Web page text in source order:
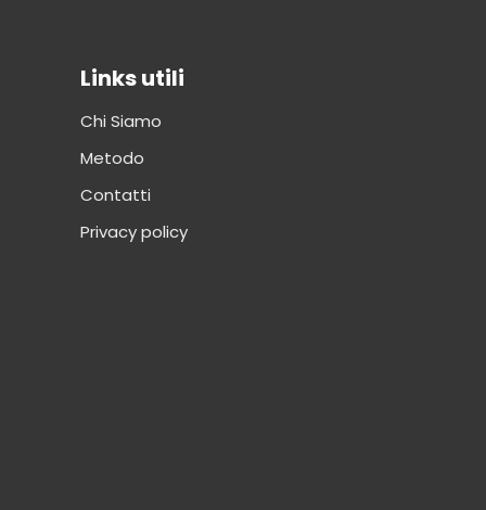
Links utili
Chi Siamo
Metodo
Contatti
Privacy policy